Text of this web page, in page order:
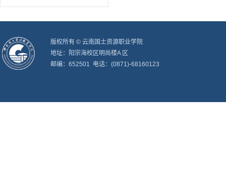
版权所有 © 云南国土资源职业学院
地址：阳宗海校区明尚楼A 区
邮编：652501 电话：(0871)-68160123